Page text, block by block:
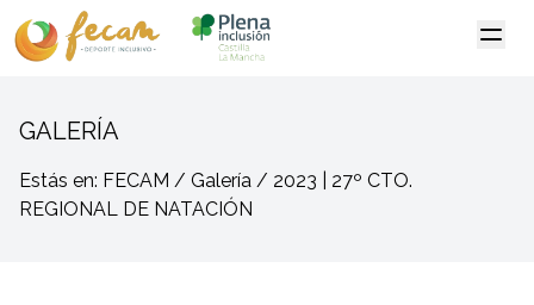
GALERÍA
Estás en: FECAM / Galería / 2023 | 27º CTO.
REGIONAL DE NATACIÓN